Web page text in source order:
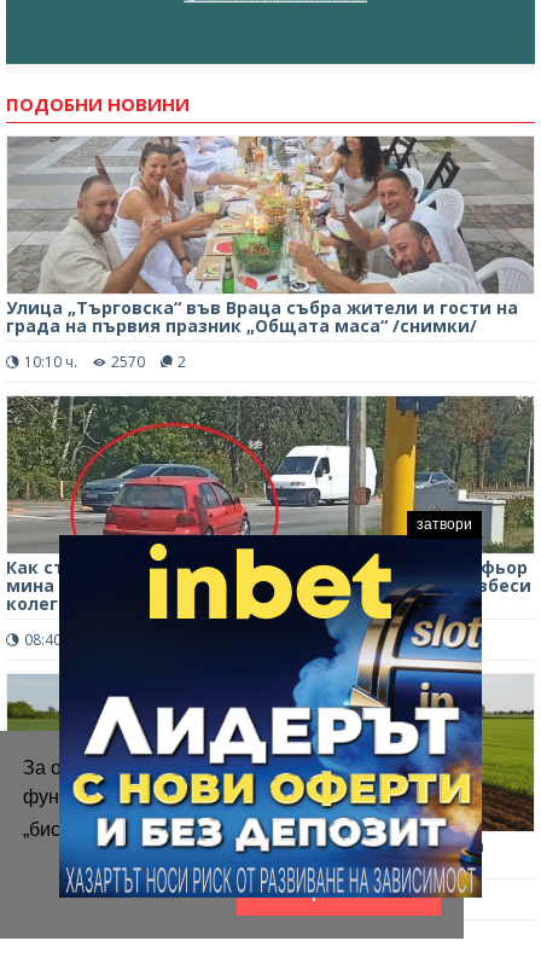
За осигуряване на правилното
функциониране на уебсайта ние използваме
„бисквитки“.
Повече информация
Приемам
ПОДОБНИ НОВИНИ
Улица „Търговска“ във Враца събра жители и гости на
града на първия празник „Общата маса“ /снимки/
10:10 ч. 2570 2
Как стават катастрофите във Враца? Заблуден шофьор
мина на червен светофар на натоварен булевард, вбеси
колегите /снимки/
08:40 ч.
Вижте къде във Врачанско е най-висока цената на
нивите
11:47 ч. 1813 0
затвори